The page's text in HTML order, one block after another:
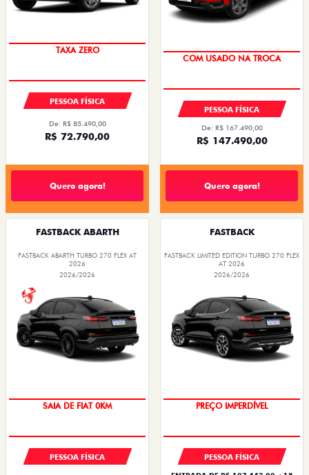
PESSOA FÍSICA
De: R$ 85.490,00
R$ 72.790,00
Quero agora!
PESSOA FÍSICA
De: R$ 167.490,00
R$ 147.490,00
Quero agora!
FASTBACK ABARTH
FASTBACK ABARTH TURBO 270 FLEX AT
2026
2026/2026
PESSOA FÍSICA
FASTBACK
FASTBACK LIMITED EDITION TURBO 270 FLEX
AT 2026
2026/2026
PESSOA FÍSICA